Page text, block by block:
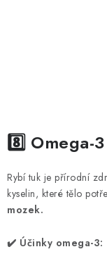
8️⃣ Omega-
Rybí tuk je přírodní
kyselin, které tělo
mozek.
✔️ Účinky omega-3: